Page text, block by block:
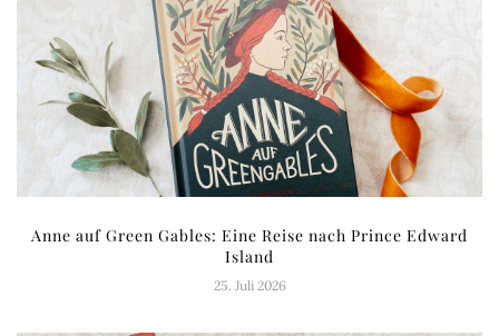
Anne auf Green Gables: Eine Reise nach Prince Edward
Island
25. Juli 2026